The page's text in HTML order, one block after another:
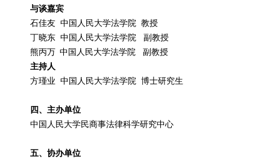
与谈嘉宾
石佳友 中国人民大学法学院 教授
丁晓东 中国人民大学法学院 副教授
熊丙万中国人民大学法学院 副教授
主持人
方瑾业 中国人民大学法学院 博士研究生
四、主办单位
中国人民大学民商事法律科学研究中心
五、协办单位